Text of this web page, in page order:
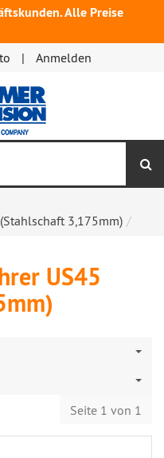
Alle Preise
Anmelden
3,175mm)
US45
Seite 1 von 1